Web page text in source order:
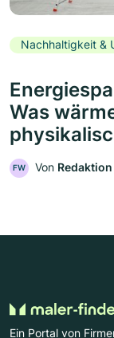
Nachhaltigkeit &
Was
FW Von
Ein Portal von